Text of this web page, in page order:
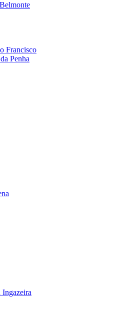
Francisco
Penha
Ingazeira